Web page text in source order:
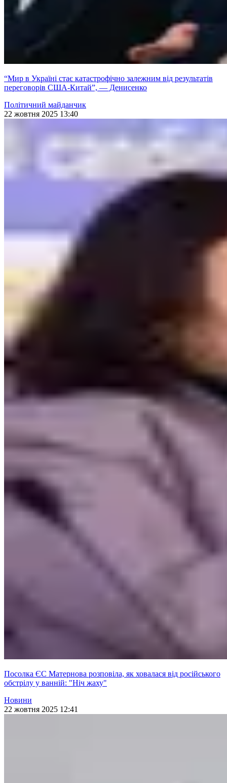
“Мир в Україні стає катастрофічно залежним від результатів
переговорів США-Китай”, — Денисенко
Політичний майданчик
22 жовтня 2025 13:40
Посолка ЄС Матернова розповіла, як ховалася від російського
обстрілу у ванній: "Ніч жаху"
Новини
22 жовтня 2025 12:41